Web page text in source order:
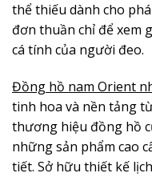
thể thiếu dành cho
đơn thuần chỉ để xem
cá tính của người đeo.
Đồng hồ nam Orient
tinh hoa và nền tảng
thương hiệu đồng hồ
những sản phẩm cao
tiết. Sở hữu thiết kế